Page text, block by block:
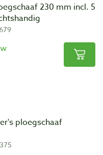
230 mm incl. 5
ploegschaaf